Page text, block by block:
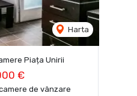
Harta
Piața Unirii
€
de vânzare